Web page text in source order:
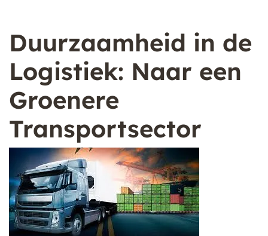
Duurzaamheid in de
Logistiek: Naar een
Groenere
Transportsector